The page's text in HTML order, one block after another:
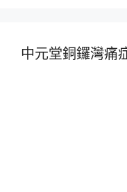
中元堂銅鑼灣痛